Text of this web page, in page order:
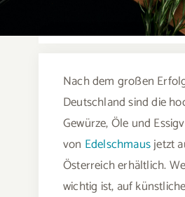
Nach dem großen
Deutschland sind die
Gewürze, Öle und
von Edelschmausjetzt
Österreich erhältlich.
wichtig ist, auf